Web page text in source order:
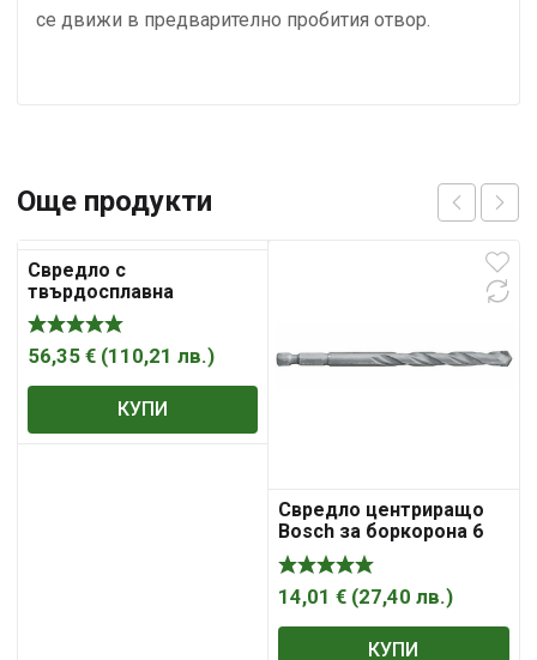
се движи в предварително пробития отвор.
Още продукти
Свредло с
твърдосплавна
пластина с резба за
Versio опашкза бетон и
армиран бетон
56,35 € (110,21 лв.)
КУПИ
Свредло центриращо
Bosch за боркорона 6
мм, 120 мм
14,01€ (27,40лв.)
КУПИ